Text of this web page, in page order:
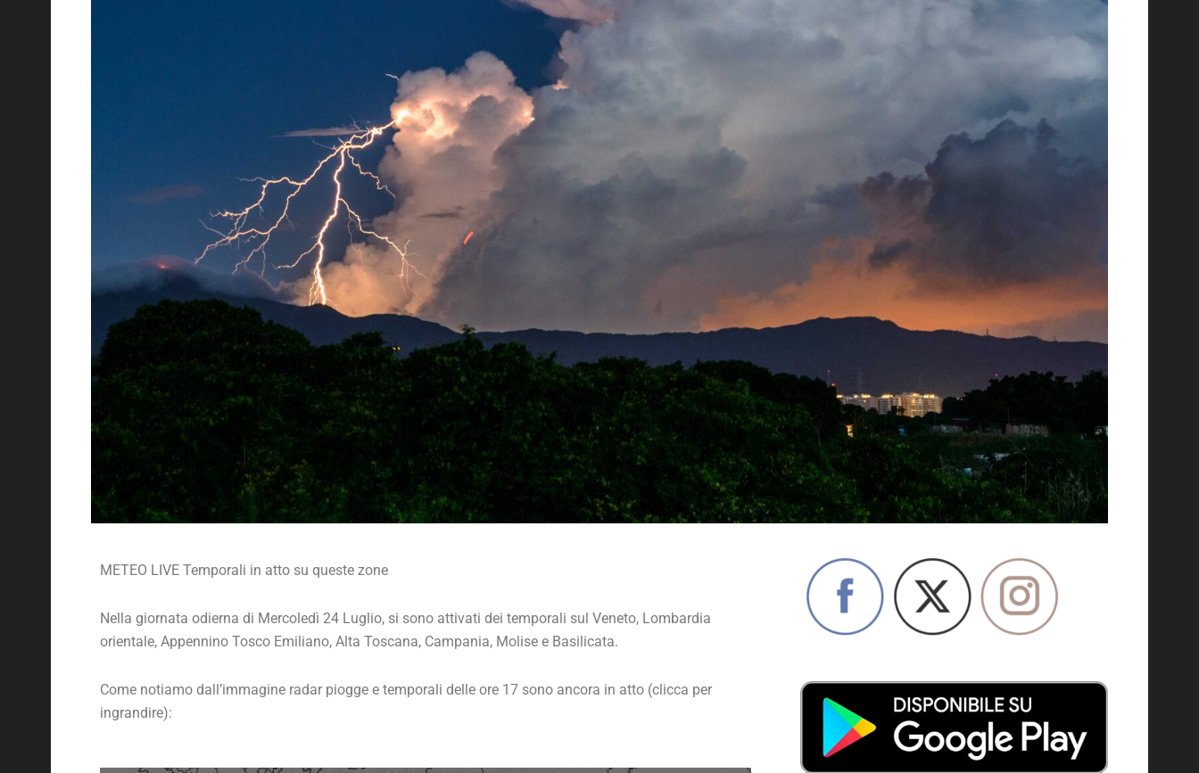
METEO LIVE Temporali in atto su queste zone
Nella giornata odierna di Mercoledì 24 Luglio, si sono attivati dei temporali sul Veneto, Lombardia
orientale, Appennino Tosco Emiliano, Alta Toscana, Campania, Molise e Basilicata.
Come notiamo dall’immagine radar piogge e temporali delle ore 17 sono ancora in atto (clicca per
ingrandire):